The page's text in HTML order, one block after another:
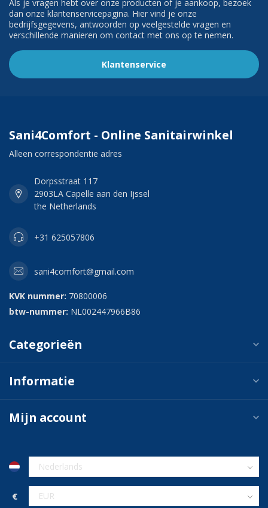
Als je vragen hebt over onze producten of je aankoop, bezoek
dan onze klantenservicepagina. Hier vind je onze
bedrijfsgegevens, antwoorden op veelgestelde vragen en
verschillende manieren om contact met ons op te nemen.
Klantenservice
Sani4Comfort - Online Sanitairwinkel
Alleen correspondentie adres
Dorpsstraat 117
2903LA Capelle aan den Ijssel
the Netherlands
+31 625057806
sani4comfort@gmail.com
KVK nummer: 70800006
btw-nummer: NL002447966B86
Categorieën
Informatie
Mijn account
€